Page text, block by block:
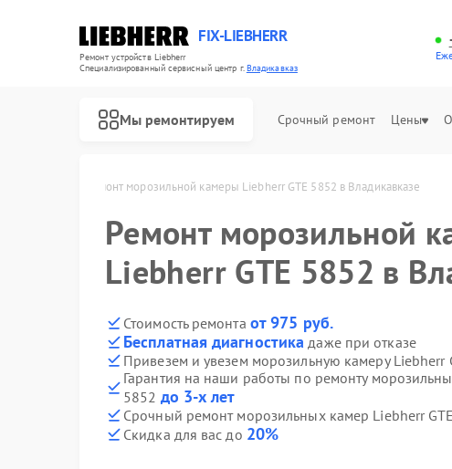
FIX-LIEBHERR
Ремонт устройств Liebherr
Специализированный cервисный центр г.Владикавказ
Мы ремонтируем Срочный ремонт Цены
Ремонт морозильной камеры Liebherr GTE 5852 в Владикавказе
Ремонт морозильной
Liebherr GTE 5852 в
Стоимость ремонта от 975 руб.
Бесплатная диагностика даже при отказе
Привезем и увезем морозильную камеру Liebherr
Гарантия на наши работы по ремонту
5852 до 3-х лет
Срочный ремонт морозильных камер Liebherr
Скидка для вас до 20%